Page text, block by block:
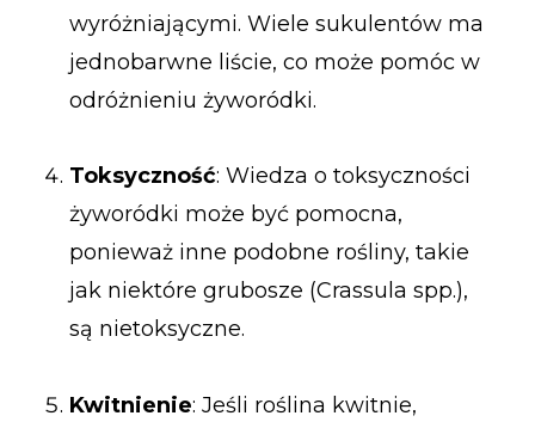
wyróżniającymi. Wiele sukulentów ma
jednobarwne liście, co może pomóc w
odróżnieniu żyworódki.
Toksyczność: Wiedza o toksyczności
żyworódki może być pomocna,
ponieważ inne podobne rośliny, takie
jak niektóre grubosze (Crassula spp.),
są nietoksyczne.
Kwitnienie: Jeśli roślina kwitnie,